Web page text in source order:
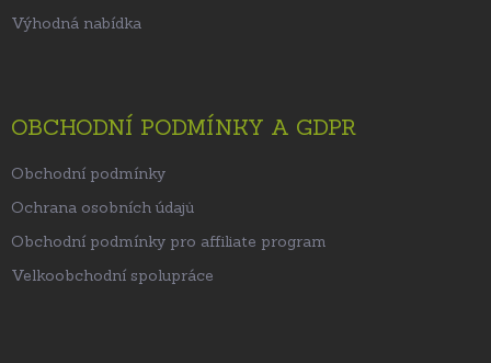
Výhodná nabídka
OBCHODNÍ PODMÍNKY A GDPR
Obchodní podmínky
Ochrana osobních údajů
Obchodní podmínky pro affiliate program
Velkoobchodní spolupráce